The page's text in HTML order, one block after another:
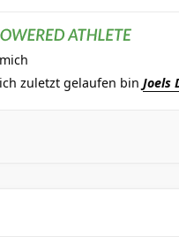
zuletzt gelaufen bin Joels